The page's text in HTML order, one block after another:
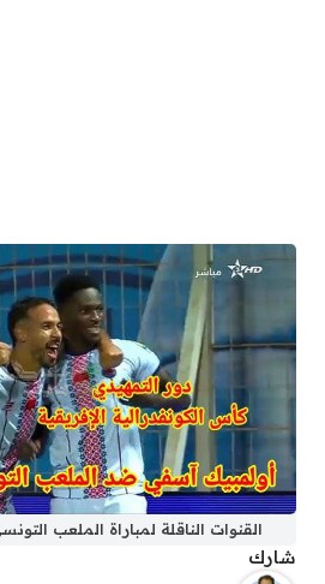
القنوات الناقلة لمباراة الملعب
شارك